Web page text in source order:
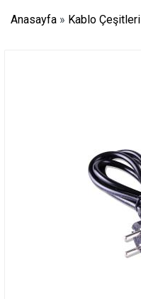
Anasayfa » Kablo Çeşitleri